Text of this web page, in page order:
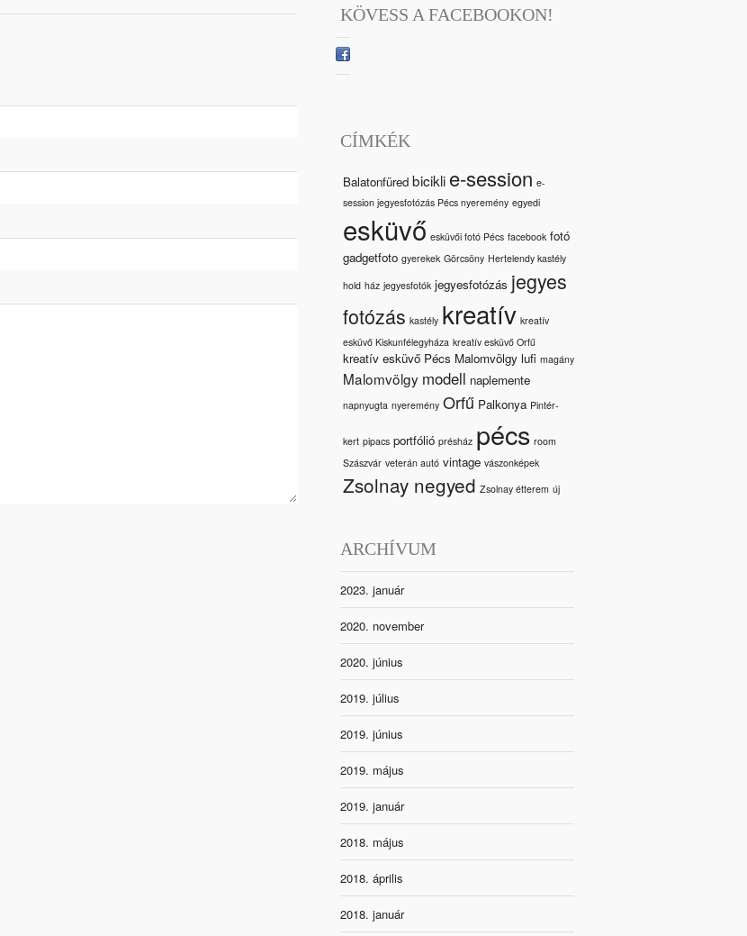
KÖVESS A FACEBOOKON!
CÍMKÉK
Balatonfüred bicikli e-session e-
session jegyesfotózás Pécs nyeremény egyedi
esküvő esküvői fotó Pécs facebook fotó
gadgetfoto gyerekek Görcsöny Hertelendy kastély
hold ház jegyesfotók jegyesfotózás jegyes
fotózás kastély kreatív kreatív
esküvő Kiskunfélegyháza kreatív esküvő Orfű
kreatív esküvő Pécs Malomvölgy lufi magány
Malomvölgy modell naplemente
napnyugta nyeremény Orfű Palkonya Pintér-
kert pipacs portfólió présház pécs room
Szászvár veterán autó vintage vászonképek
Zsolnay negyed Zsolnay étterem új
ARCHÍVUM
2023. január
2020. november
2020. június
2019. július
2019. június
2019. május
2019. január
2018. május
2018. április
2018. január